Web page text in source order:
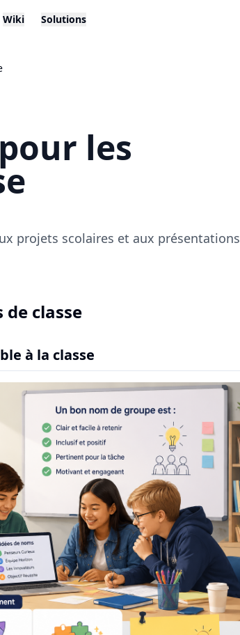
Wiki Solutions
les
projets scolaires et aux présentations
classe
à la classe